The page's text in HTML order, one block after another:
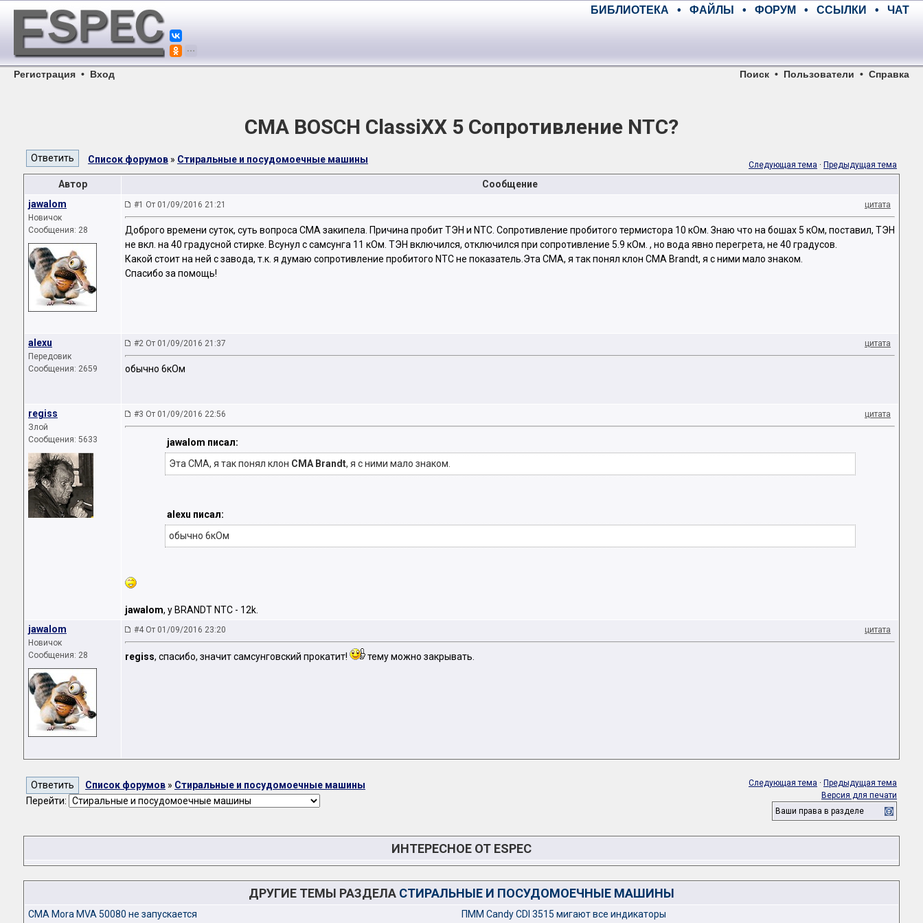
БИБЛИОТЕКА • ФАЙЛЫ • ФОРУМ • ССЫЛКИ • ЧАТ
Регистрация • Вход Поиск • Пользователи • Справка
СМА BOSCH ClassiXX 5 Сопротивление NTC?
Список форумов » Стиральные и посудомоечные машины Следующая тема · Предыдущая тема
Автор
Сообщение
jawalom
Новичок
Сообщения: 28
#1 От 01/09/2016 21:21 цитата
Доброго времени суток, суть вопроса СМА закипела. Причина пробит ТЭН и NTC. Сопротивление пробитого термистора 10 кОм. Знаю что на бошах 5 кОм, поставил, ТЭН
не вкл. на 40 градусной стирке. Всунул с самсунга 11 кОм. ТЭН включился, отключился при сопротивление 5.9 кОм. , но вода явно перегрета, не 40 градусов.
Какой стоит на ней с завода, т.к. я думаю сопротивление пробитого NTC не показатель.Эта СМА, я так понял клон СМА Brandt, я с ними мало знаком.
Спасибо за помощь!
alexu
Передовик
Сообщения: 2659
#2 От 01/09/2016 21:37 цитата
обычно 6кОм
regiss
Злой
Сообщения: 5633
#3 От 01/09/2016 22:56 цитата
jawalom писал:
Эта СМА, я так понял клон СМА Brandt, я с ними мало знаком.
alexu писал:
обычно 6кОм
jawalom, у BRANDT NTC - 12k.
jawalom
Новичок
Сообщения: 28
#4 От 01/09/2016 23:20 цитата
regiss, спасибо, значит самсунговский прокатит! тему можно закрывать.
Список форумов » Стиральные и посудомоечные машины
Перейти:
Следующая тема · Предыдущая тема
Версия для печати
Ваши права в разделе
ИНТЕРЕСНОЕ ОТ ESPEC
ДРУГИЕ ТЕМЫ РАЗДЕЛА СТИРАЛЬНЫЕ И ПОСУДОМОЕЧНЫЕ МАШИНЫ
CMA Mora MVA 50080 не запускается ПММ Candy CDI 3515 мигают все индикаторы